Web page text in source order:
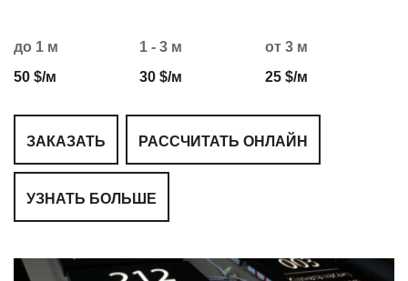
до 1 м
50 $/м
1 - 3 м
30 $/м
от 3 м
25 $/м
ЗАКАЗАТЬ РАССЧИТАТЬ ОНЛАЙН
УЗНАТЬ БОЛЬШЕ